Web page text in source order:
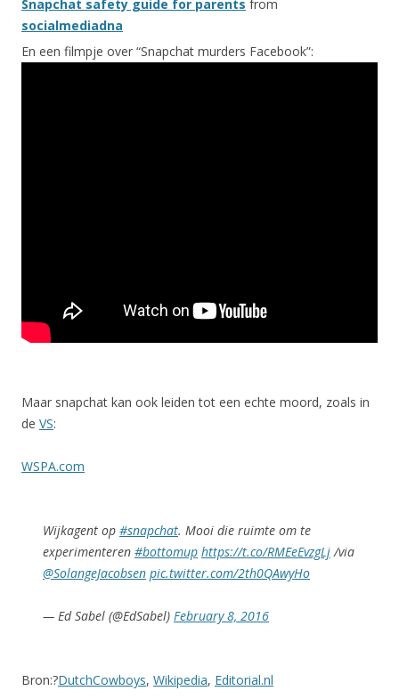
Snapchat safety guide for parents from
socialmediadna
En een filmpje over “Snapchat murders Facebook”:
Maar snapchat kan ook leiden tot een echte moord, zoals in
de VS:
WSPA.com
Wijkagent op #snapchat. Mooi die ruimte om te
experimenteren #bottomup https://t.co/RMEeEvzgLj/via
@SolangeJacobsen pic.twitter.com/2th0QAwyHo
— Ed Sabel (@EdSabel) February 8, 2016
Bron:?DutchCowboys, Wikipedia, Editorial.nl